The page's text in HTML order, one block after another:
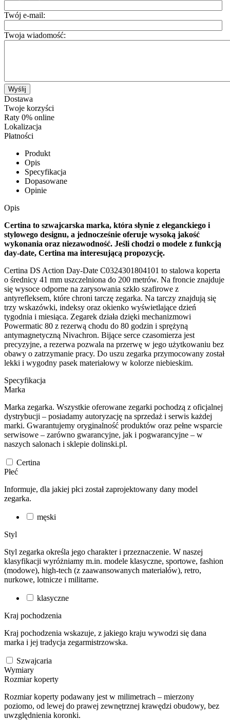
Twój e-mail:
Twoja wiadomość:
Wyślij
Dostawa
Twoje korzyści
Raty 0% online
Lokalizacja
Płatności
Produkt
Opis
Specyfikacja
Dopasowane
Opinie
Opis
Certina to szwajcarska marka, która słynie z eleganckiego i
stylowego designu, a jednocześnie oferuje wysoką jakość
wykonania oraz niezawodność. Jeśli chodzi o modele z funkcją
day-date, Certina ma interesującą propozycję.
Certina DS Action Day-Date C0324301804101 to stalowa koperta
o średnicy 41 mm uszczelniona do 200 metrów. Na froncie znajduje
się wysoce odporne na zarysowania szkło szafirowe z
antyrefleksem, które chroni tarczę zegarka. Na tarczy znajdują się
trzy wskazówki, indeksy oraz okienko wyświetlające dzień
tygodnia i miesiąca. Zegarek działa dzięki mechanizmowi
Powermatic 80 z rezerwą chodu do 80 godzin i sprężyną
antymagnetyczną Nivachron. Bijące serce czasomierza jest
precyzyjne, a rezerwa pozwala na przerwę w jego użytkowaniu bez
obawy o zatrzymanie pracy. Do uszu zegarka przymocowany został
lekki i wygodny pasek materiałowy w kolorze niebieskim.
Specyfikacja
Marka
Marka zegarka. Wszystkie oferowane zegarki pochodzą z oficjalnej
dystrybucji – posiadamy autoryzację na sprzedaż i serwis każdej
marki. Gwarantujemy oryginalność produktów oraz pełne wsparcie
serwisowe – zarówno gwarancyjne, jak i pogwarancyjne – w
naszych salonach i sklepie dolinski.pl.
Certina
Płeć
Informuje, dla jakiej płci został zaprojektowany dany model
zegarka.
męski
Styl
Styl zegarka określa jego charakter i przeznaczenie. W naszej
klasyfikacji wyróżniamy m.in. modele klasyczne, sportowe, fashion
(modowe), high-tech (z zaawansowanych materiałów), retro,
nurkowe, lotnicze i militarne.
klasyczne
Kraj pochodzenia
Kraj pochodzenia wskazuje, z jakiego kraju wywodzi się dana
marka i jej tradycja zegarmistrzowska.
Szwajcaria
Wymiary
Rozmiar koperty
Rozmiar koperty podawany jest w milimetrach – mierzony
poziomo, od lewej do prawej zewnętrznej krawędzi obudowy, bez
uwzględnienia koronki.